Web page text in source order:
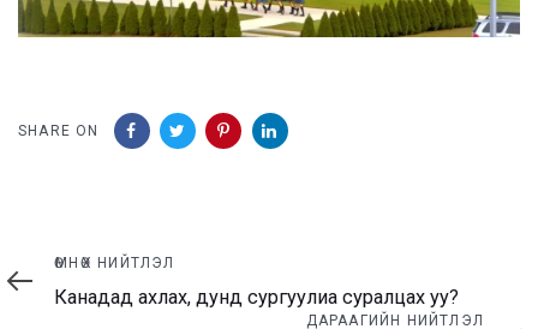
SHARE ON
Өмнөх
нийтлэл
ӨМНӨХ НИЙТЛЭЛ
Канадад ахлах, дунд сургуулиа суралцах уу?
ДараагийнДАРААГИЙН НИЙТЛЭЛ